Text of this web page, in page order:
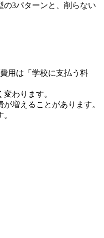
の3パターンと、削らない
用は「学校に支払う料
わります。
増えることがあります。